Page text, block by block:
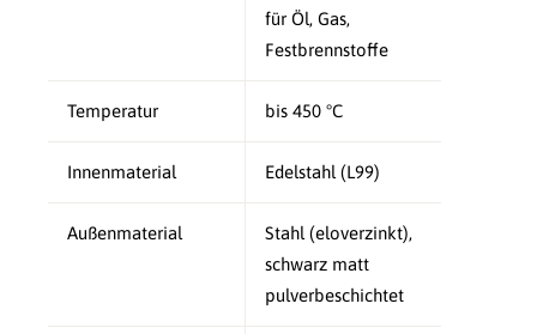
für Öl, Gas,
Festbrennstoffe
Temperatur bis 450 °C
Innenmaterial Edelstahl (L99)
Außenmaterial
Stahl (eloverzinkt),
schwarz matt
pulverbeschichtet